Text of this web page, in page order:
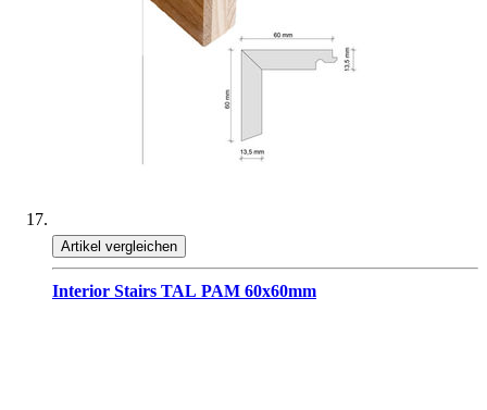
Artikel vergleichen
Interior Stairs TAL PAM 60x60mm